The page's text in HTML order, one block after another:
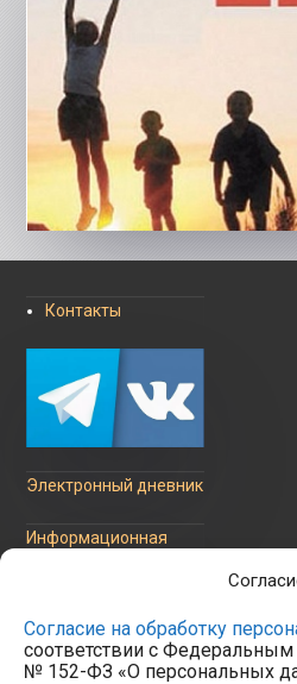
Согласие на обработку
соответствии с Федеральным
№ 152-ФЗ «О персональных
Контакты
Электронный дневник
Информационная